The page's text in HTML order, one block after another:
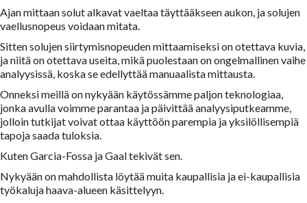
Ajan mittaan solut alkavat vaeltaa täyttääkseen aukon, ja solujen
vaellusnopeus voidaan mitata.
Sitten solujen siirtymisnopeuden mittaamiseksi on otettava kuvia,
ja niitä on otettava useita, mikä puolestaan on ongelmallinen vaihe
analyysissä, koska se edellyttää manuaalista mittausta.
Onneksi meillä on nykyään käytössämme paljon teknologiaa,
jonka avulla voimme parantaa ja päivittää analyysiputkeamme,
jolloin tutkijat voivat ottaa käyttöön parempia ja yksilöllisempiä
tapoja saada tuloksia.
Kuten Garcia-Fossa ja Gaal tekivät sen.
Nykyään on mahdollista löytää muita kaupallisia ja ei-kaupallisia
työkaluja haava-alueen käsittelyyn.